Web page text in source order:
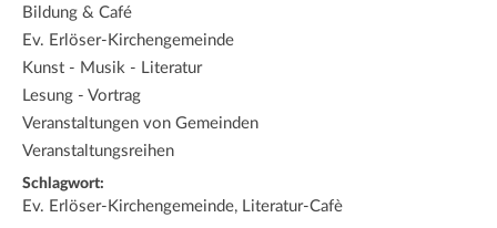
Bildung & Café
Ev. Erlöser-Kirchengemeinde
Kunst - Musik - Literatur
Lesung - Vortrag
Veranstaltungen von Gemeinden
Veranstaltungsreihen
Schlagwort:
Ev. Erlöser-Kirchengemeinde, Literatur-Cafè